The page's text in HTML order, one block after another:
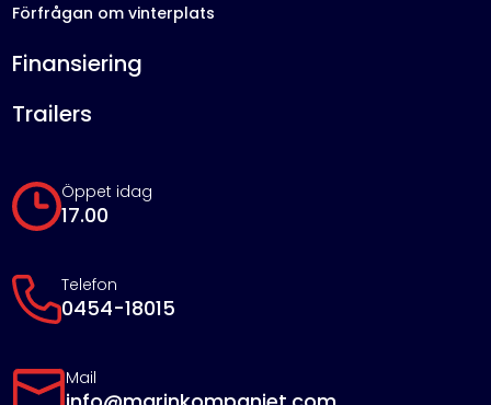
Öppet idag
17.00
Telefon
0454-18015
Mail
Förfrågan om vinterplats
Finansiering
Trailers